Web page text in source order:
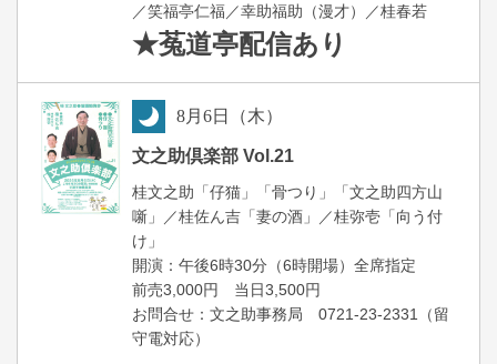
／笑福亭仁福／幸助福助（漫才）／桂春若
★菟道亭配信あり
8月6日（木）
文之助倶楽部 Vol.21
桂文之助「仔猫」「骨つり」「文之助四方山
噺」／桂佐ん吉「妻の酒」／桂弥壱「向う付
け」
開演：午後6時30分（6時開場）全席指定
前売3,000円 当日3,500円
お問合せ：文之助事務局 0721-23-2331（留
守電対応）